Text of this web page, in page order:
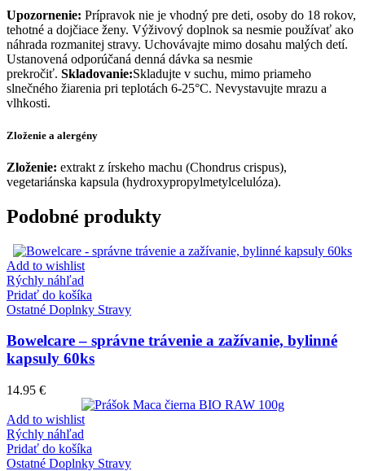
Upozornenie: Prípravok nie je vhodný pre deti, osoby do 18 rokov,
tehotné a dojčiace ženy. Výživový doplnok sa nesmie používať ako
náhrada rozmanitej stravy. Uchovávajte mimo dosahu malých detí.
Ustanovená odporúčaná denná dávka sa nesmie
prekročiť. Skladovanie:Skladujte v suchu, mimo priameho
slnečného žiarenia pri teplotách 6-25°C. Nevystavujte mrazu a
vlhkosti.
Zloženie a alergény
Zloženie: extrakt z írskeho machu (Chondrus crispus),
vegetariánska kapsula (hydroxypropylmetylcelulóza).
Podobné produkty
Add to wishlist
Rýchly náhľad
Pridať do košíka
Ostatné Doplnky Stravy
Bowelcare – správne trávenie a zažívanie, bylinné
kapsuly 60ks
14.95 €
Add to wishlist
Rýchly náhľad
Pridať do košíka
Ostatné Doplnky Stravy